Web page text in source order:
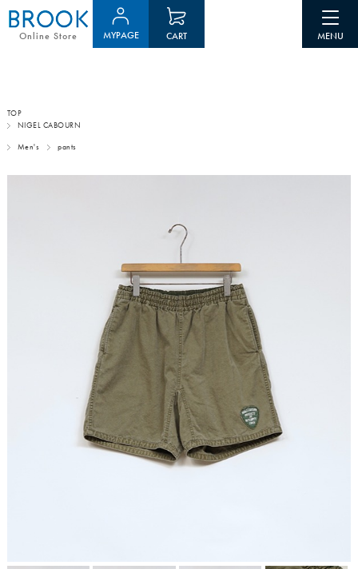
Online Store MYPAGE CART
TOP
NIGEL CABOURN
Men's pants